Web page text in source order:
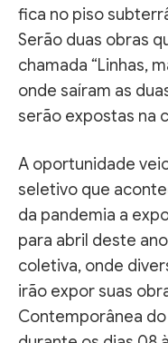
fica no piso
Serão duas obras
chamada “Linhas,
onde saíram as
serão expostas na
A oportunidade
seletivo que
da pandemia a
para abril deste
coletiva, onde
irão expor suas
Contemporânea